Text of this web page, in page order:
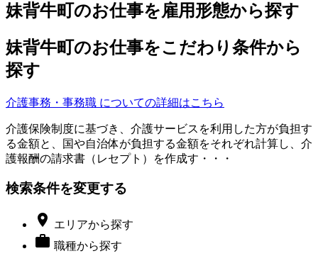
妹背牛町のお仕事を雇用形態から探す
妹背牛町のお仕事をこだわり条件から
探す
介護事務・事務職 についての詳細はこちら
介護保険制度に基づき、介護サービスを利用した方が負担す
る金額と、国や自治体が負担する金額をそれぞれ計算し、介
護報酬の請求書（レセプト）を作成す・・・
検索条件を変更する
 エリアから探す
 職種から探す